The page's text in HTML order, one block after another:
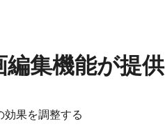
編集機能が提供
効果を調整する